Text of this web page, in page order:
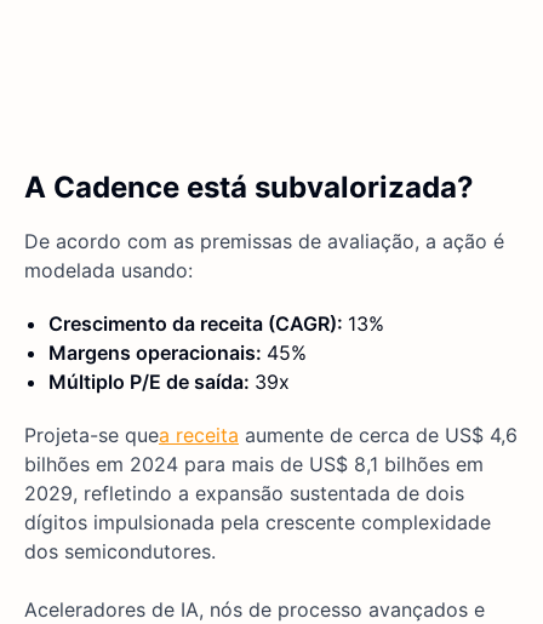
A Cadence está subvalorizada?
De acordo com as premissas de avaliação, a ação é
modelada usando:
Crescimento da receita (CAGR): 13%
Margens operacionais: 45%
Múltiplo P/E de saída: 39x
Projeta-se quea receita aumente de cerca de US$ 4,6
bilhões em 2024 para mais de US$ 8,1 bilhões em
2029, refletindo a expansão sustentada de dois
dígitos impulsionada pela crescente complexidade
dos semicondutores.
Aceleradores de IA, nós de processo avançados e